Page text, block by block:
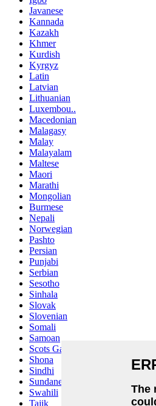
Javanese
Kannada
Kazakh
Khmer
Kurdish
Kyrgyz
Latin
Latvian
Lithuanian
Luxembou..
Macedonian
Malagasy
Malay
Malayalam
Maltese
Maori
Marathi
Mongolian
Burmese
Nepali
Norwegian
Pashto
Persian
Punjabi
Serbian
Sesotho
Sinhala
Slovak
Slovenian
Somali
Samoan
Scots Gaelic
Shona
Sindhi
Sundanese
Swahili
Tajik